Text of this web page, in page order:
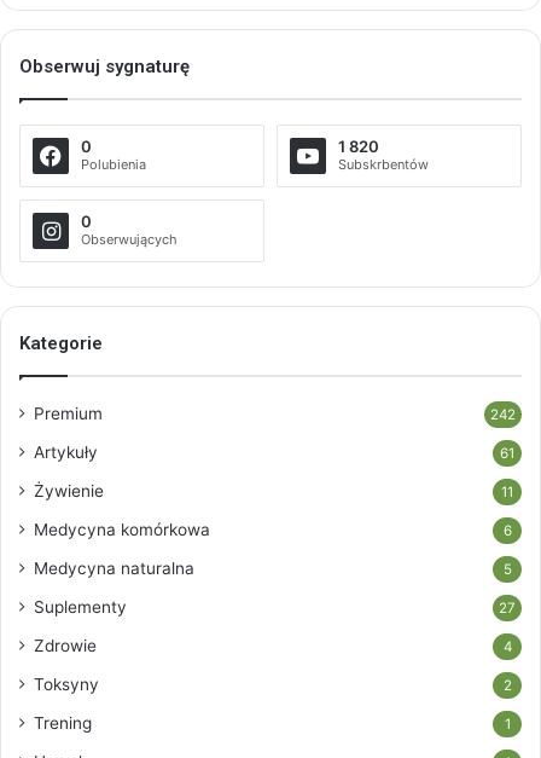
Obserwuj sygnaturę
0
Polubienia
1 820
Subskrbentów
0
Obserwujących
Kategorie
Premium 242
Artykuły 61
Żywienie 11
Medycyna komórkowa 6
Medycyna naturalna 5
Suplementy 27
Zdrowie 4
Toksyny 2
Trening 1